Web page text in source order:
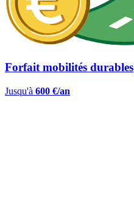
Forfait mobilités durables
Jusqu'à 600 €/an